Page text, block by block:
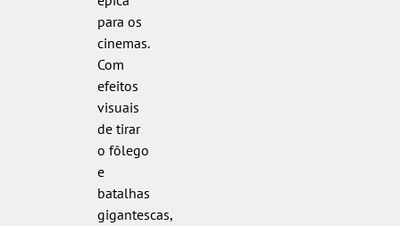
para os
cinemas.
Com
efeitos
visuais
de tirar
o fôlego
e
batalhas
gigantescas,